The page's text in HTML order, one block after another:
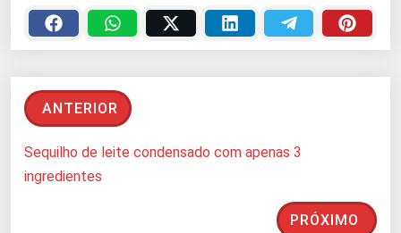
ANTERIOR
Sequilho de leite condensado com apenas 3
ingredientes
PRÓXIMO